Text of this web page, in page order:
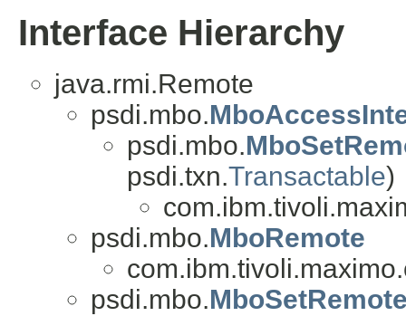
Interface Hierarchy
java.rmi.Remote
psdi.mbo.
psdi.mbo.
psdi.txn.Transactable)
psdi.mbo.MboRemote
psdi.mbo.